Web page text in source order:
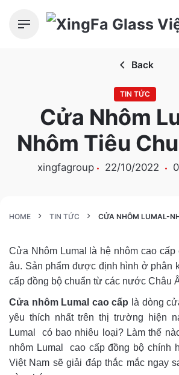
Back
TIN TỨC
Cửa Nhôm
Nhôm Tiêu
xingfagroup 22/10/2022
HOME TIN TỨC CỬA NHÔM LUMAL-
Cửa Nhôm Lumal là hệ nhôm cao cấp
âu. Sản phẩm được định hình ở phân
cấp đồng bộ chuẩn từ các nước Châu
Cửa nhôm Lumal cao cấp là dòng
yêu thích nhất trên thị trường hiện
Lumal có bao nhiêu loại? Làm thế
nhôm Lumal cao cấp đồng bộ chính
Việt Nam sẽ giải đáp thắc mắc ngay